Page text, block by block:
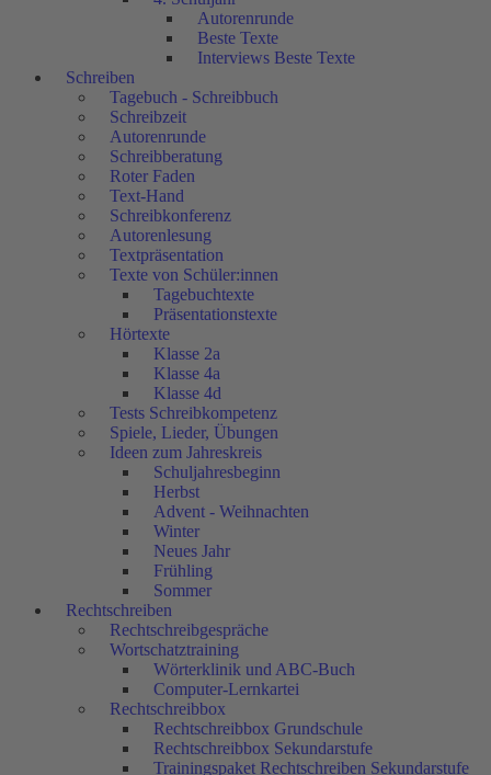
Autorenrunde
Beste Texte
Interviews Beste Texte
Schreiben
Tagebuch - Schreibbuch
Schreibzeit
Autorenrunde
Schreibberatung
Roter Faden
Text-Hand
Schreibkonferenz
Autorenlesung
Textpräsentation
Texte von Schüler:innen
Tagebuchtexte
Präsentationstexte
Hörtexte
Klasse 2a
Klasse 4a
Klasse 4d
Tests Schreibkompetenz
Spiele, Lieder, Übungen
Ideen zum Jahreskreis
Schuljahresbeginn
Herbst
Advent - Weihnachten
Winter
Neues Jahr
Frühling
Sommer
Rechtschreiben
Rechtschreibgespräche
Wortschatztraining
Wörterklinik und ABC-Buch
Computer-Lernkartei
Rechtschreibbox
Rechtschreibbox Grundschule
Rechtschreibbox Sekundarstufe
Trainingspaket Rechtschreiben Sekundarstufe